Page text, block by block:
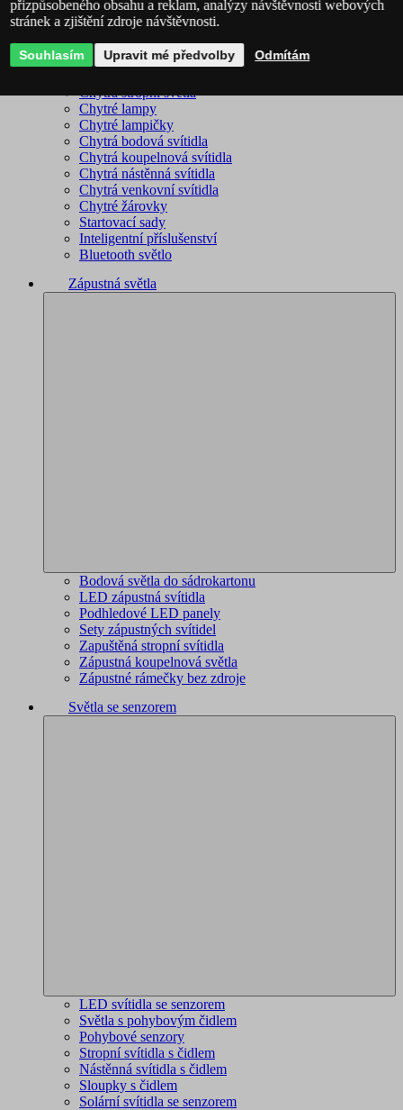
Philips Hue – kompletní sortiment
Immax NEO - kompletní sortiment
WiZ – kompletní sortiment
Chytrá stropní světla
Chytré lampy
Chytré lampičky
Chytrá bodová svítidla
Chytrá koupelnová svítidla
Chytrá nástěnná svítidla
Chytrá venkovní svítidla
Chytré žárovky
Startovací sady
Inteligentní příslušenství
Bluetooth světlo
Zápustná světla
Bodová světla do sádrokartonu
LED zápustná svítidla
Podhledové LED panely
Sety zápustných svítidel
Zapuštěná stropní svítidla
Zápustná koupelnová světla
Zápustné rámečky bez zdroje
Světla se senzorem
LED svítidla se senzorem
Světla s pohybovým čidlem
Pohybové senzory
Stropní svítidla s čidlem
Nástěnná svítidla s čidlem
Sloupky s čidlem
Solární svítidla se senzorem
přizpůsobeného obsahu a reklam, analýzy návštěvnosti webových
stránek a zjištění zdroje návštěvnosti.
Souhlasím Upravit mé předvolby Odmítám